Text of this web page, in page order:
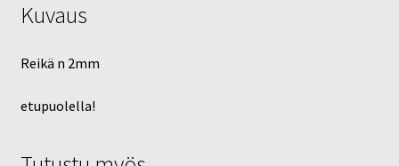
Kuvaus
Reikä n 2mm
etupuolella!